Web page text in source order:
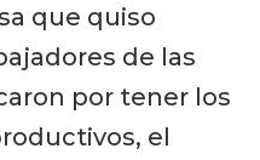
que quiso
de las
por tener los
el